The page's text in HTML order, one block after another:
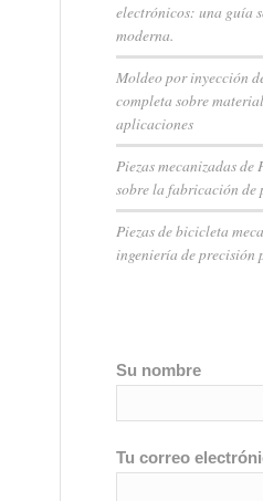
electrónicos: una guía
moderna.
Moldeo por inyección
completa sobre
aplicaciones
Piezas mecanizadas
sobre la fabricación de
Piezas de bicicleta
ingeniería de precisión
Su nombre
Tu correo